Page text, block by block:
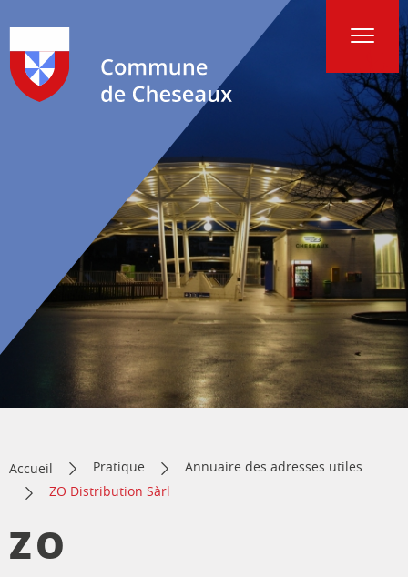
Accueil Pratique
Annuaire des adresses utiles
ZO Distribution Sàrl
ZO